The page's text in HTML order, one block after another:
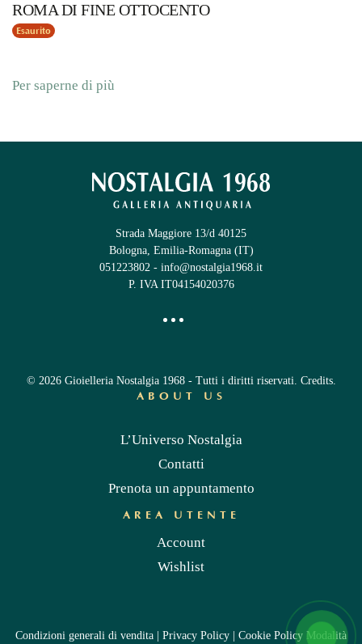
ROMA DI FINE OTTOCENTO
Esaurito
Per saperne di più
Strada Maggiore 13/d 40125
Bologna, Emilia-Romagna (IT)
051223802 - info@nostalgia1968.it
P. IVA IT04154020376
© 2026Gioielleria Nostalgia 1968 - Tutti i diritti riservati. Credits.
ABOUT US
L’Universo Nostalgia
Contatti
Prenota un appuntamento
AREA UTENTE
Account
Wishlist
Condizioni generali di vendita Privacy Policy Cookie Policy Modalità